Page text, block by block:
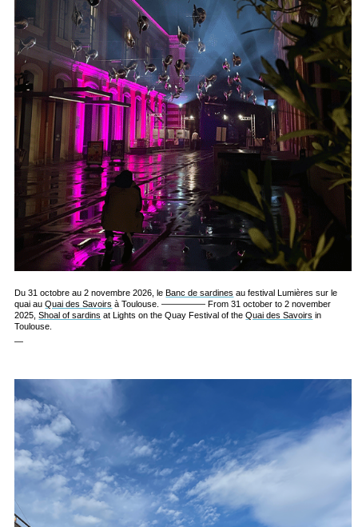
Du 31 octobre au 2 novembre 2026, le Banc de sardines au festival Lumières sur le
quai auQuai des Savoirs à Toulouse. ————— From 31 october to 2 november
2025,Shoal of sardins at Lights on the Quay Festival of theQuai des Savoirs in
Toulouse.
—